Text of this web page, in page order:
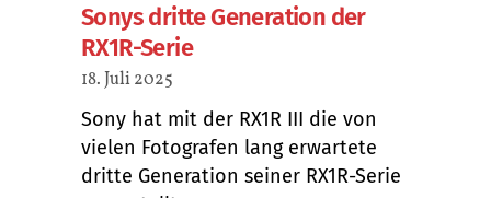
Sonys dritte Generation der
RX1R-Serie
18. Juli 2025
Sony hat mit der RX1R III die von
vielen Fotografen lang erwartete
dritte Generation seiner RX1R-Serie